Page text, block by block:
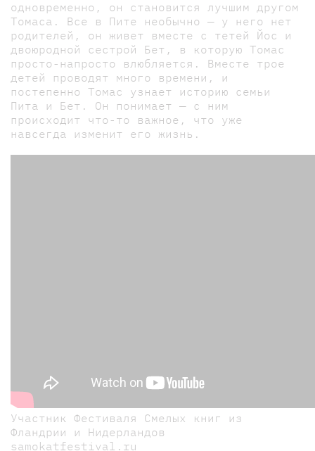
одновременно, он становится лучшим другом
Томаса. Все в Пите необычно — у него нет
родителей, он живет вместе с тетей Йос и
двоюродной сестрой Бет, в которую Томас
просто-напросто влюбляется. Вместе трое
детей проводят много времени, и
постепенно Томас узнает историю семьи
Пита и Бет. Он понимает — с ним
происходит что-то важное, что уже
навсегда изменит его жизнь.
Участник Фестиваля Смелых книг из
Фландрии и Нидерландов
samokatfestival.ru